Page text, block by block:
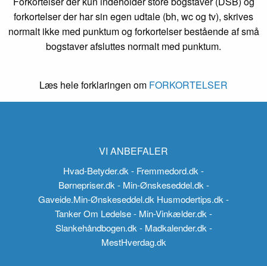
forkortelser der har sin egen udtale (bh, wc og tv), skrives
normalt ikke med punktum og forkortelser bestående af små
bogstaver afsluttes normalt med punktum.
Læs hele forklaringen om FORKORTELSER
VI ANBEFALER
Hvad-Betyder.dk- Fremmedord.dk-
Børnepriser.dk - Min-Ønskeseddel.dk -
Gaveide.Min-Ønskeseddel.dk Husmodertips.dk-
Tanker Om Ledelse- Min-Vinkælder.dk-
Slankehåndbogen.dk - Madkalender.dk -
MestHverdag.dk